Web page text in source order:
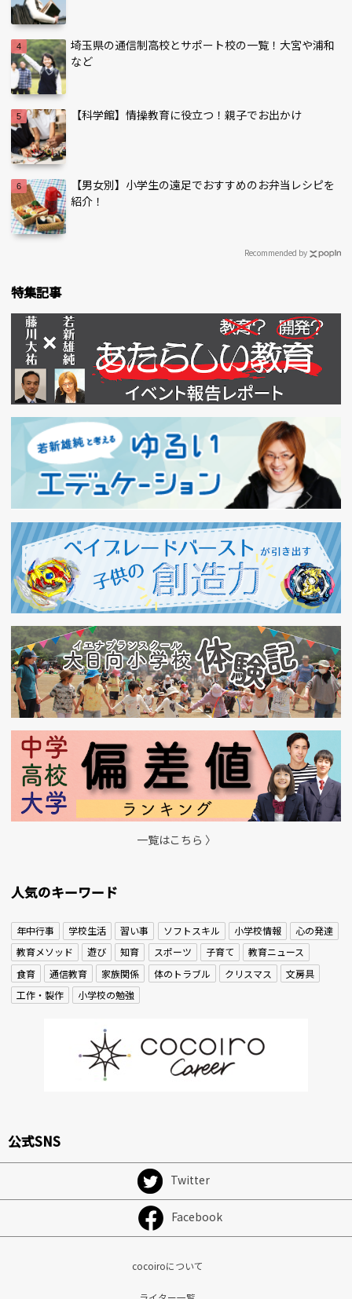
埼玉県の通信制高校とサポート校の一覧！大宮や浦和
など
【科学館】情操教育に役立つ！親子でお出かけ
【男女別】小学生の遠足でおすすめのお弁当レシピを
紹介！
Recommended by
特集記事
一覧はこちら 〉
人気のキーワード
年中行事 学校生活 習い事 ソフトスキル 小学校情報
心の発達
教育メソッド
遊び 知育 スポーツ 子育て
教育ニュース
食育
通信教育 家族関係 体のトラブル クリスマス
文房具
工作・製作
小学校の勉強
公式SNS
Twitter
Facebook
cocoiroについて